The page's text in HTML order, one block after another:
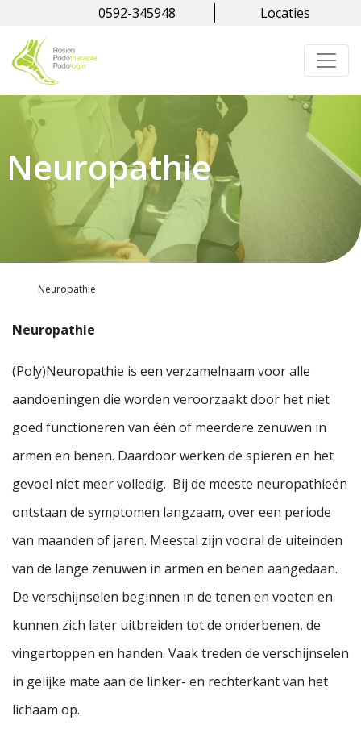
0592-345948 Locaties
Neuropathie
Neuropathie
Neuropathie
(Poly)Neuropathie is een verzamelnaam voor alle
aandoeningen die worden veroorzaakt door het niet
goed functioneren van één of meerdere zenuwen in
armen en benen. Daardoor werken de spieren en het
gevoel niet meer volledig. Bij de meeste neuropathieën
ontstaan de symptomen langzaam, over een periode
van maanden of jaren. Meestal zijn vooral de uiteinden
van de lange zenuwen in armen en benen aangedaan.
De verschijnselen beginnen in de tenen en voeten en
kunnen zich later uitbreiden tot de onderbenen, de
vingertoppen en handen. Vaak treden de verschijnselen
in gelijke mate aan de linker- en rechterkant van het
lichaam op.